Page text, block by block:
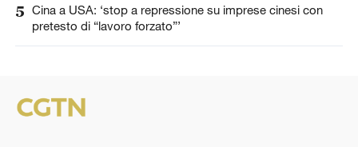
5 Cina a USA: ‘stop a repressione su imprese cinesi con
pretesto di “lavoro forzato”’